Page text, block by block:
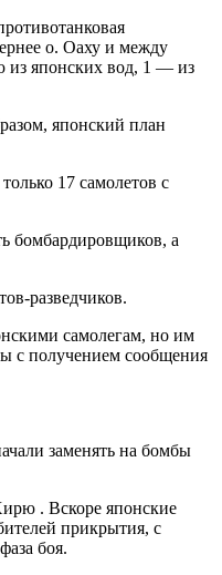
о. Оаху и между
из японских вод, 1 — из
японский план
17 самолетов с
бомбардировщиков, а
разведчиков.
самолегам, но им
с получением сообщения
заменять на бомбы
. Вскоре японские
прикрытия, с
боя.